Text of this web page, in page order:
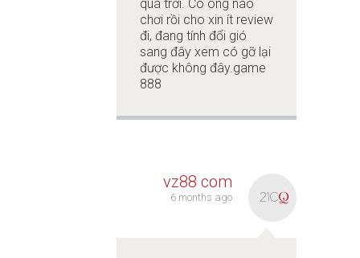
quá trời. Có ông nào
chơi rồi cho xin ít review
đi, đang tính đổi gió
sang đây xem có gỡ lại
được không đây.game
888
vz88 com
6 months ago